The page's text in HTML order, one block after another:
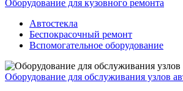
Оборудование для кузовного ремонта
Автостекла
Беспокрасочный ремонт
Вспомогательное оборудование
Оборудование для обслуживания узлов